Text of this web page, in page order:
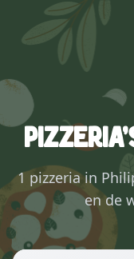
1 pizzeria in
en de